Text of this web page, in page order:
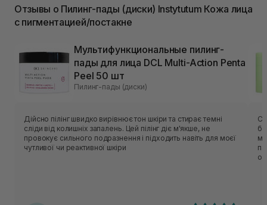
Отзывы о Пилинг-пады (диски) Instytutum Кожа лица
с пигментацией/постакне
Мультифункциональные пилинг-
пады для лица DCL Multi-Action Penta
Peel 50 шт
Пилинг-пады (диски)
Дійсно пілінг швидко вирівнює тон шкіри та стирає темні
сліди від колишніх запалень. Цей пілінг діє м'якше, не
провокує сильного подразнення і підходить навіть для моєї
чутливої чи реактивної шкіри